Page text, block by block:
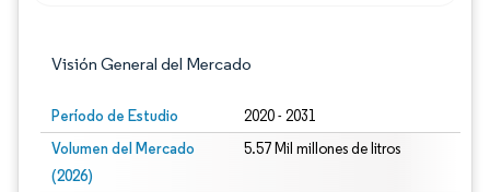
Visión General del Mercado
Período de Estudio 2020 - 2031
Volumen del Mercado
(2026)
5.57 Mil millones de litros